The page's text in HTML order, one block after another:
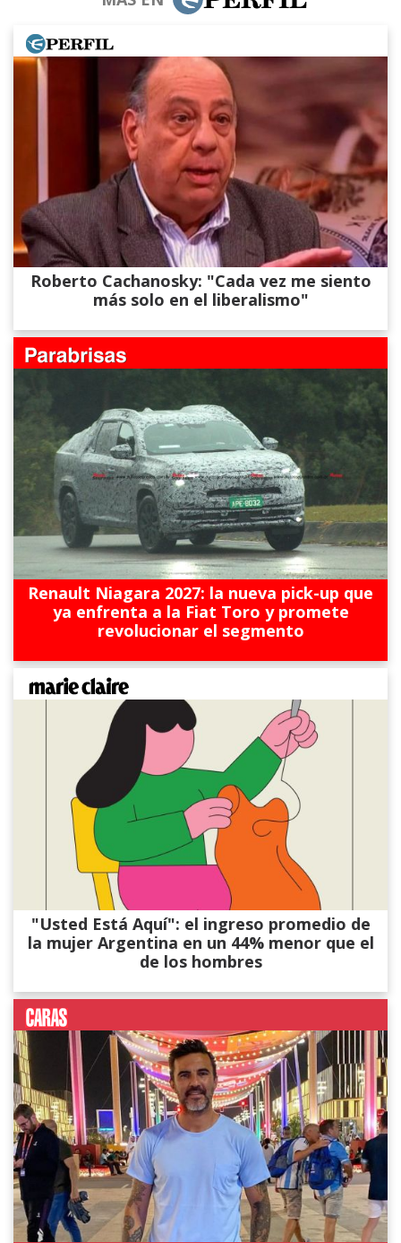
Roberto Cachanosky: "Cada vez me siento
más solo en el liberalismo"
Renault Niagara 2027: la nueva pick-up que
ya enfrenta a la Fiat Toro y promete
revolucionar el segmento
"Usted Está Aquí": el ingreso promedio de
la mujer Argentina en un 44% menor que el
de los hombres